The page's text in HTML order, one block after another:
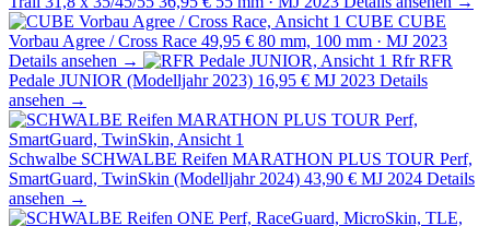
CUBE CUBE
Vorbau Agree / Cross Race 49,95 € 80 mm, 100 mm · MJ 2023
Details ansehen →
Rfr RFR
Pedale JUNIOR (Modelljahr 2023) 16,95 € MJ 2023 Details
ansehen →
Schwalbe SCHWALBE Reifen MARATHON PLUS TOUR Perf,
SmartGuard, TwinSkin (Modelljahr 2024) 43,90 € MJ 2024 Details
ansehen →